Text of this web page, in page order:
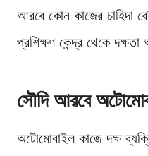
আরবে কোন কাজের চাহিদা
প্রশিক্ষণ কেন্দ্র থেকে
সৌদি আরবে
অটোমোবাইল কাজে দক্ষ